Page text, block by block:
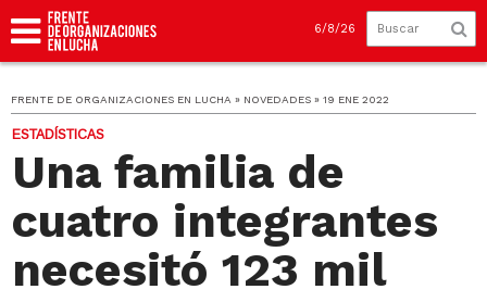
6/8/26
FRENTE DE ORGANIZACIONES EN LUCHA » NOVEDADES » 19 ENE 2022
ESTADÍSTICAS
Una familia de
cuatro integrantes
necesitó 123 mil